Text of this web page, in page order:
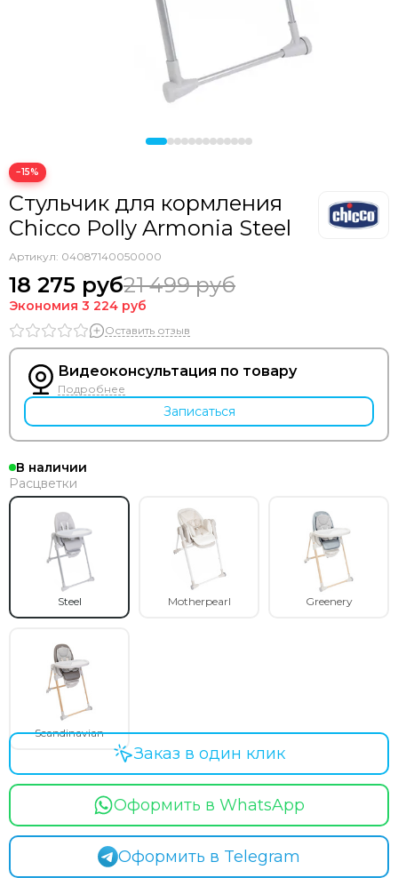
−15%
Стульчик для кормления
Chicco Polly Armonia Steel
Артикул: 04087140050000
18 275 руб21 499 руб
Экономия 3 224 руб
Оставить отзыв
Видеоконсультация по товару
Подробнее
Записаться
В наличии
Расцветки
Steel Motherpearl Greenery
Scandinavian
Оформить в WhatsApp
Оформить в Telegram
Заказ в один клик